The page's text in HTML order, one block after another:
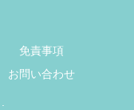
免責事項
お問い合わせ